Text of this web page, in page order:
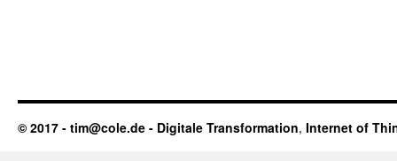
© 2017 - tim@cole.de - Digitale Transformation, Internet of